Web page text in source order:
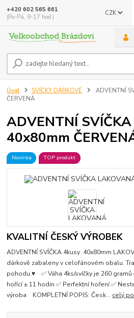
CZK
+420 602 565 661
(Po-Pá, 9-17 hod.)
Úvod SVÍČKY DÁRKOVÉ
ADVENTNÍ
ČERVENÁ
ADVENTNÍ
40x80mm
Novinka TOP produkt
KVALITNÍ ČESKÝ VÝROBEK
ADVENTNÍ SVÍČKA 4kusy 40x80mm
dárkově zabaleny v celofánovém obalu.
pohodu.♥ ✅ Váha 4ks/svíčky je 260 gramů
hořící ± 11 hodin ✅ Perfektní hoření ✅
výroba KOMPLETNÍ POPIS: Česk... celý